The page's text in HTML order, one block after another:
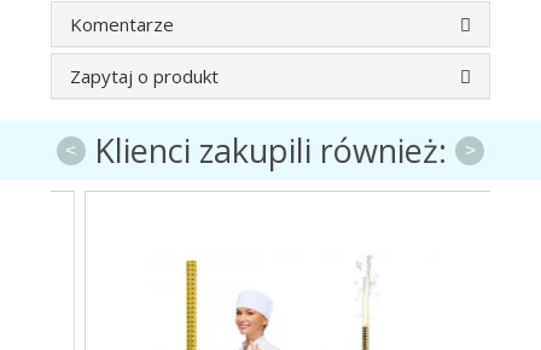
Komentarze
Zapytaj o produkt
Klienci zakupili również:
< >